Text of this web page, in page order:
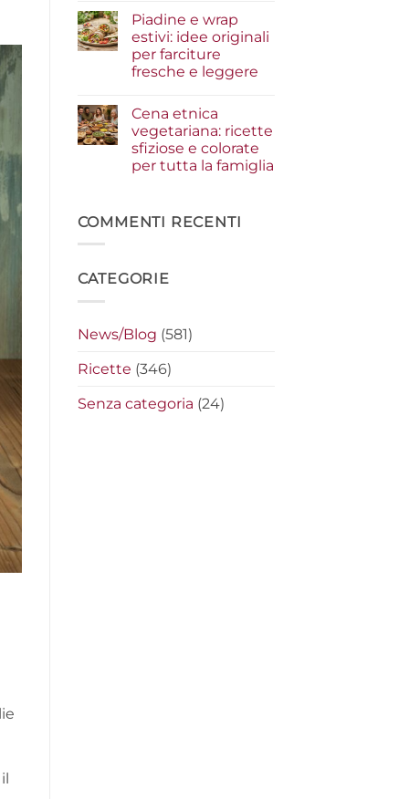
crudo
che
fanno
la
differenza
su
Serata
cinema
a
casa:
preparare
i
nachos
filanti
perfetti
Piadine e wrap
estivi: idee originali
per farciture
fresche e leggere
su
e
wrap
estivi:
idee
fresche
e
Cena etnica
vegetariana: ricette
sfiziose e colorate
per tutta la famiglia
Cena
etnica
e
famiglia
COMMENTI RECENTI
CATEGORIE
News/Blog (581)
Ricette (346)
Senza categoria (24)